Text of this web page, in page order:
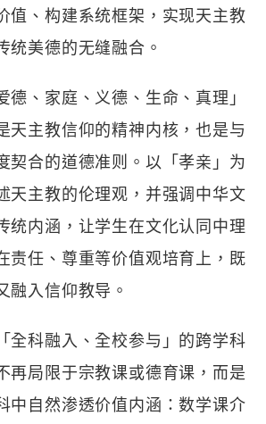
值、构建系统框架，实现天主教
统美德的无缝融合。
德、家庭、义德、生命、真理」
天主教信仰的精神内核，也是与
契合的道德准则。以「孝亲」为
天主教的伦理观，并强调中华文
统内涵，让学生在文化认同中理
责任、尊重等价值观培育上，既
融入信仰教导。
全科融入、全校参与」的跨学科
再局限于宗教课或德育课，而是
中自然渗透价值内涵：数学课介